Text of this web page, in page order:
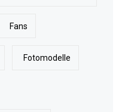
Fans
Fotomodelle